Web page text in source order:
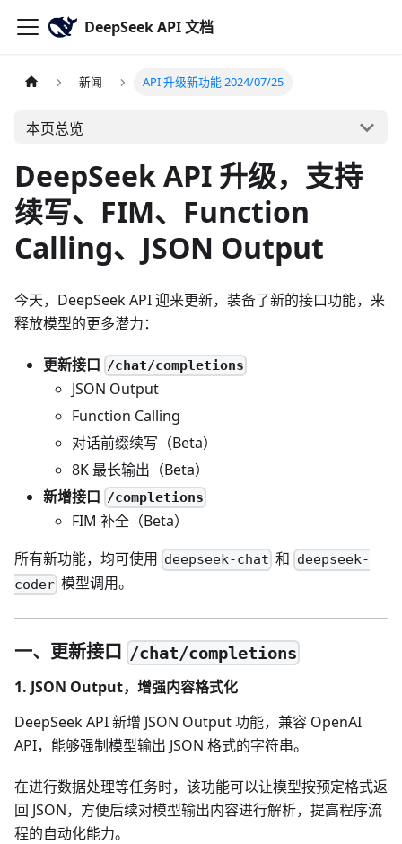
DeepSeek API 文档
新闻 API 升级新功能 2024/07/25
本页总览
DeepSeek API 升级，支持
续写、FIM、Function
Calling、JSON Output
今天，DeepSeek API 迎来更新，装备了新的接口功能，来
释放模型的更多潜力：
更新接口 /chat/completions
JSON Output
Function Calling
对话前缀续写（Beta）
8K 最长输出（Beta）
新增接口 /completions
FIM 补全（Beta）
所有新功能，均可使用 deepseek-chat 和 deepseek-
coder 模型调用。
一、更新接口 /chat/completions
1. JSON Output，增强内容格式化
DeepSeek API 新增 JSON Output 功能，兼容 OpenAI
API，能够强制模型输出 JSON 格式的字符串。
在进行数据处理等任务时，该功能可以让模型按预定格式返
回 JSON，方便后续对模型输出内容进行解析，提高程序流
程的自动化能力。